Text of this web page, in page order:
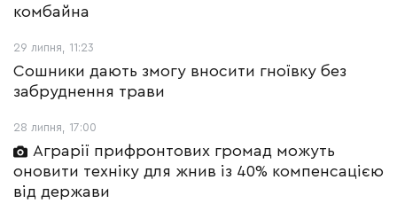
комбайна
29 липня, 11:23
Сошники дають змогу вносити гноївку без
забруднення трави
28 липня, 17:00
Аграрії прифронтових громад можуть
оновити техніку для жнив із 40% компенсацією
від держави